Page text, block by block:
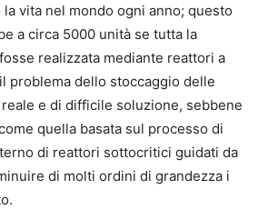
vita nel mondo ogni anno; questo
a circa 5000 unità se tutta la
realizzata mediante reattori a
problema dello stoccaggio delle
e di difficile soluzione, sebbene
quella basata sul processo di
di reattori sottocritici guidati da
di molti ordini di grandezza i